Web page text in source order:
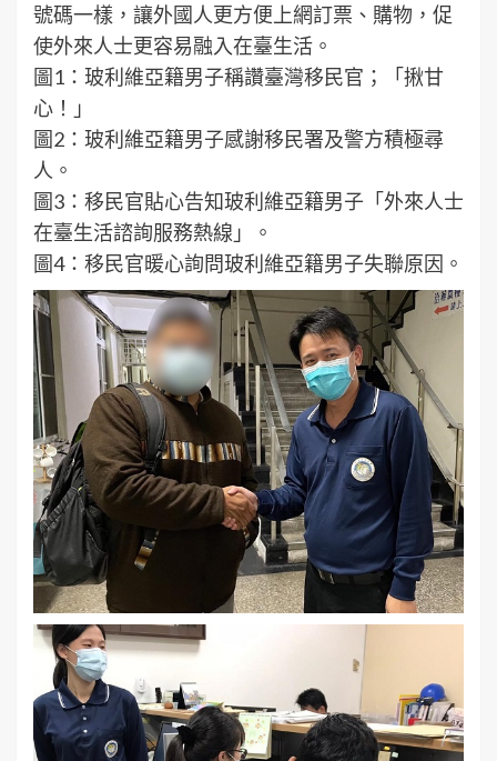
號碼一樣，讓外國人更方便上網訂票、購物，促
使外來人士更容易融入在臺生活。
圖1：玻利維亞籍男子稱讚臺灣移民官；「揪甘
心！」
圖2：玻利維亞籍男子感謝移民署及警方積極尋
人。
圖3：移民官貼心告知玻利維亞籍男子「外來人士
在臺生活諮詢服務熱線」。
圖4：移民官暖心詢問玻利維亞籍男子失聯原因。